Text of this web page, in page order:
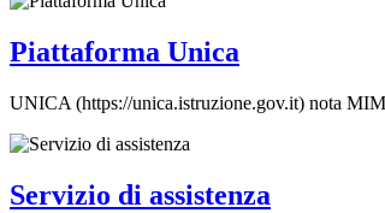
Piattaforma Unica
UNICA (https://unica.istruzione.gov.it) nota MIM
Servizio di assistenza